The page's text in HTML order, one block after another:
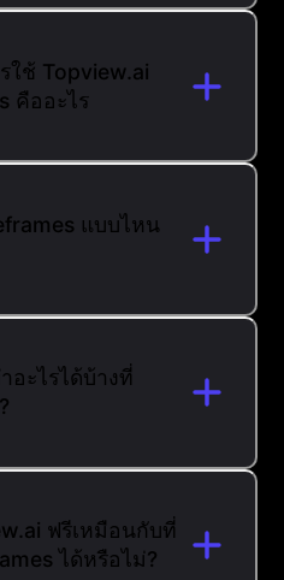
ใช้ Topview.ai
คืออะไร
แบบไหน
อะไรได้บ้างที่
ฟรีเหมือนกับที่
ได้หรือไม่?